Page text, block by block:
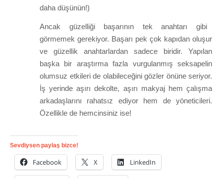
daha düşünün!)
Ancak güzelliği başarının tek anahtarı gibi
görmemek gerekiyor. Başarı pek çok kapıdan oluşur
ve güzellik anahtarlardan sadece biridir. Yapılan
başka bir araştırma fazla vurgulanmış seksapelin
olumsuz etkileri de olabileceğini gözler önüne seriyor.
İş yerinde aşırı dekolte, aşırı makyaj hem çalışma
arkadaşlarını rahatsız ediyor hem de yöneticileri.
Özellikle de hemcinsiniz ise!
Sevdiysen paylaş bizce!
Facebook X LinkedIn